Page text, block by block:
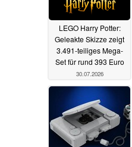
LEGO Harry Potter:
Geleakte Skizze zeigt
3.491-teiliges Mega-
Set für rund 393 Euro
30.07.2026